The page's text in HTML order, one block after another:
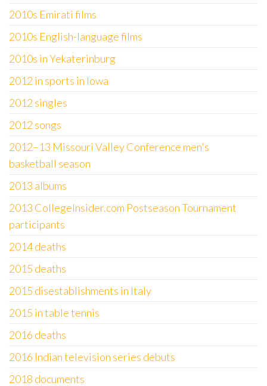
2010s Emirati films
2010s English-language films
2010s in Yekaterinburg
2012 in sports in Iowa
2012 singles
2012 songs
2012–13 Missouri Valley Conference men's
basketball season
2013 albums
2013 CollegeInsider.com Postseason Tournament
participants
2014 deaths
2015 deaths
2015 disestablishments in Italy
2015 in table tennis
2016 deaths
2016 Indian television series debuts
2018 documents